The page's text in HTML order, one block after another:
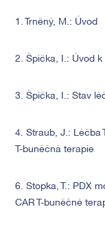
1. Trněný, M.: Úvod
2. Špička, I.: Úvod
3. Špička, I.: Stav
4. Straub, J.: Léčba
T-buněčná terapie
6. Stopka, T.: PDX
CAR T-buněčné